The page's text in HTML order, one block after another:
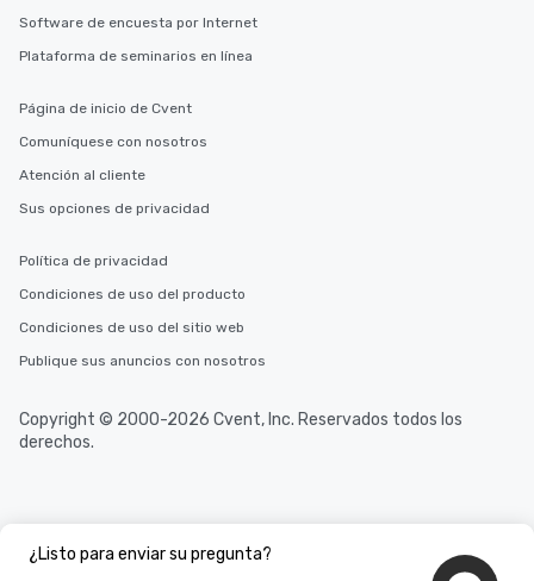
¿Listo para enviar su pregunta?
Software de encuesta por Internet
Plataforma de seminarios en línea
Página de inicio de Cvent
Comuníquese con nosotros
Atención al cliente
Sus opciones de privacidad
Política de privacidad
Condiciones de uso del producto
Condiciones de uso del sitio web
Publique sus anuncios con nosotros
Copyright © 2000-2026 Cvent, Inc. Reservados todos los
derechos.